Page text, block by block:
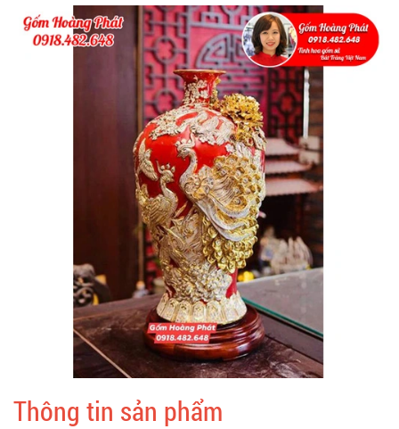
Thông tin sản phẩm